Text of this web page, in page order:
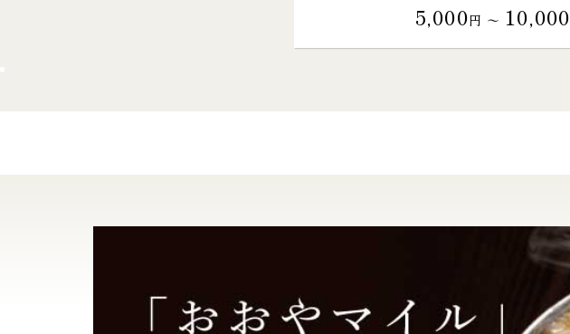
5,000円 〜 10,000